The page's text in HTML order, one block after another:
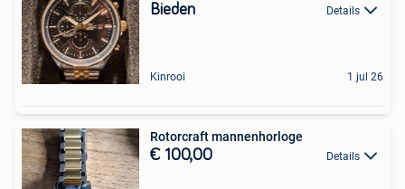
Bieden Details
Kinrooi 1 jul 26
Rotorcraft mannenhorloge
€ 100,00 Details